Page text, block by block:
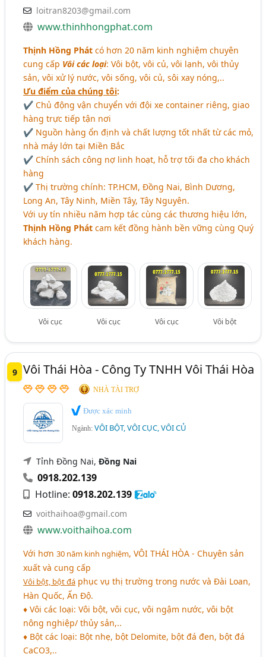
loitran8203@gmail.com
www.thinhhongphat.com
Thịnh Hồng Phát có hơn 20 năm kinh nghiệm chuyên
cung cấp Vôi các loại: Vôi bột, vôi củ, vôi lạnh, vôi thủy
sản, vôi xử lý nước, vôi sống, vôi củ, sôi xay nóng,..
Ưu điểm của chúng tôi:
✔ Chủ động vận chuyển với đội xe container riêng, giao
hàng trực tiếp tận nơi
✔ Nguồn hàng ổn định và chất lượng tốt nhất từ các mỏ,
nhà máy lớn tại Miền Bắc
✔ Chính sách công nợ linh hoạt, hỗ trợ tối đa cho khách
hàng
✔ Thị trường chính: TP.HCM, Đồng Nai, Bình Dương,
Long An, Tây Ninh, Miền Tây, Tây Nguyên.
Với uy tín nhiều năm hợp tác cùng các thương hiệu lớn,
Thịnh Hồng Phát cam kết đồng hành bền vững cùng Quý
khách hàng.
Vôi cục Vôi cục Vôi cục Vôi bột
9 Vôi Thái Hòa - Công Ty TNHH Vôi Thái Hòa
NHÀ TÀI TRỢ
Được xác minh
Ngành:VÔI BỘT, VÔI CỤC, VÔI CỦ
Tỉnh Đồng Nai,Đồng Nai
0918.202.139
Hotline:0918.202.139
voithaihoa@gmail.com
www.voithaihoa.com
Với hơn30 năm kinh nghiệm,VÔI THÁI HÒA - Chuyên sản
xuất và cung cấp
Vôi bột, bột đá phục vụ thị trường trong nước và Đài Loan,
Hàn Quốc, Ấn Độ.
♦ Vôi các loại: Vôi bột, vôi cục, vôi ngậm nước, vôi bột
nông nghiệp/ thủy sản,..
♦ Bột các loại: Bột nhẹ, bột Delomite, bột đá đen, bột đá
CaCO3,..